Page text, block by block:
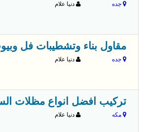
جده دنيا علام
مقاول بناء وتشطيبات فل وبيوت
جده دنيا علام
تركيب افضل انواع مظلات
مكه دنيا علام